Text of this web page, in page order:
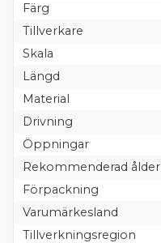
Färg
Tillverkare
Skala
Längd
Material
Drivning
Öppningar
Rekommenderad ålder
Förpackning
Varumärkesland
Tillverkningsregion